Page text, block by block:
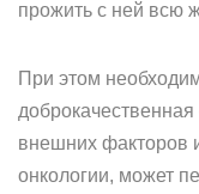
прожить с ней всю
При этом
внешних факторов
онкологии, может